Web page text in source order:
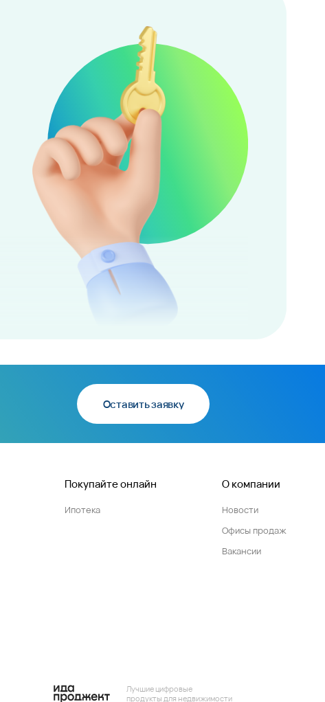
Оставить заявку
Покупайте онлайн
Ипотека
О компании
Новости
Офисы продаж
Вакансии
Лучшие цифровые
продукты для недвижимости